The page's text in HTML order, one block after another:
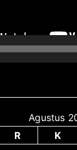
Agustus
R K